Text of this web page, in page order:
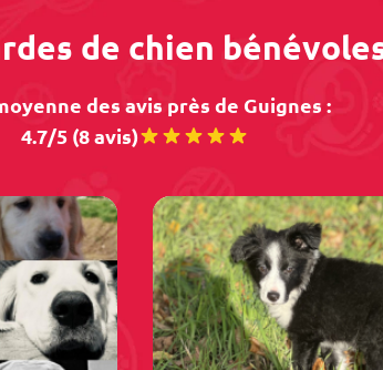
de chien
des avis près de Guignes :
4.7/5 (8 avis)